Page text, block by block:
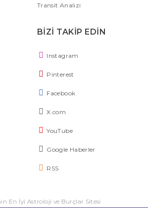
Transit Analizi
BİZİ TAKİP EDİN
Instagram
Pinterest
Facebook
X.com
YouTube
Google Haberler
RSS
En İyi Astroloji ve Burçlar Sitesi